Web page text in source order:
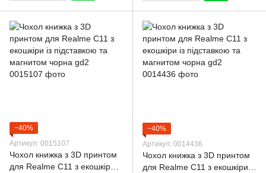
−40%
Артикул: 0015107
Чохол книжка з 3D принтом
для Realme C11 з екошкіри із
−40%
Артикул: 0014436
Чохол книжка з 3D принтом
для Realme C11 з екошкіри із